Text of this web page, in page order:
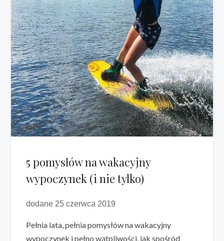
5 pomysłów na wakacyjny
wypoczynek (i nie tylko)
dodane 25 czerwca 2019
Pełnia lata, pełnia pomysłów na wakacyjny
wypoczynek i pełno wątpliwości, jak spośród